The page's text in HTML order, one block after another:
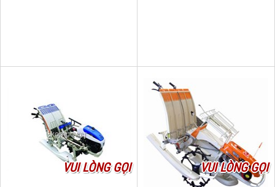
VUI LÒNG GỌI VUI LÒNG GỌI